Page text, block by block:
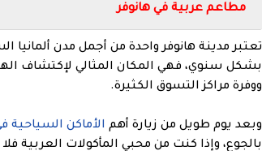
مطاعم عربية في هانوفر
تعتبر مدينة هانوفر واحدة من أجمل مدن ألمانيا
بشكل سنوي، فهي المكان المثالي لإكتشاف
ووفرة مراكز التسوق الكثيرة.
وبعد يوم طويل من زيارة أهم الأماكن السياحية
بالجوع، وإذا كنت من محبي المأكولات العربية